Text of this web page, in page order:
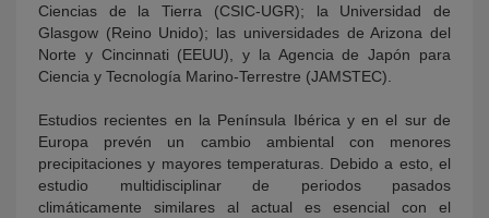
Ciencias de la Tierra (CSIC-UGR); la Universidad de
Glasgow (Reino Unido); las universidades de Arizona del
Norte y Cincinnati (EEUU), y la Agencia de Japón para
Ciencia y Tecnología Marino-Terrestre (JAMSTEC).
Estudios recientes en la Península Ibérica y en el sur de
Europa prevén un cambio ambiental con menores
precipitaciones y mayores temperaturas. Debido a esto, el
estudio multidisciplinar de periodos pasados
climáticamente similares al actual es esencial con el